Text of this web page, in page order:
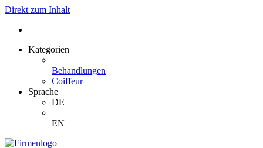
Direkt zum Inhalt
Kategorien
Behandlungen
Coiffeur
Sprache
DE
EN